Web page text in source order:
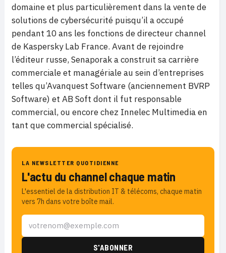
domaine et plus particulièrement dans la vente de
solutions de cybersécurité puisqu’il a occupé
pendant 10 ans les fonctions de directeur channel
de Kaspersky Lab France. Avant de rejoindre
l’éditeur russe, Senaporak a construit sa carrière
commerciale et managériale au sein d’entreprises
telles qu’Avanquest Software (anciennement BVRP
Software) et AB Soft dont il fut responsable
commercial, ou encore chez Innelec Multimedia en
tant que commercial spécialisé.
LA NEWSLETTER QUOTIDIENNE
L'actu du channel chaque matin
L'essentiel de la distribution IT & télécoms, chaque matin
vers 7h dans votre boîte mail.